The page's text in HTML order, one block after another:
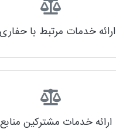
ارائه خدمات مرتبط با
ارائه خدمات مشترکین